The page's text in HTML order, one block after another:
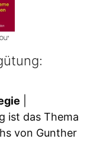
ist das Thema
von Gunther